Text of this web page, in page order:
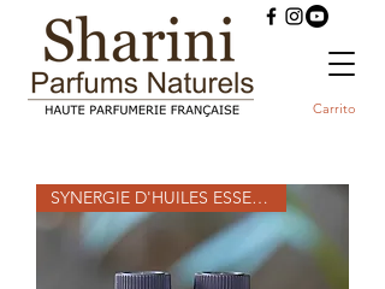
Carrito
SYNERGIE D'HUILES ESSENTIELLES